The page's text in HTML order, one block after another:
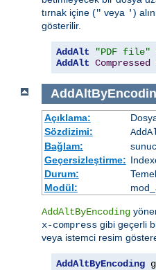
tırnak içine (" veya ')
gösterilir.
AddAlt "PDF file"
AddAlt Compressed
Açıklama:
Sözdizimi:
Bağlam:
Geçersizleştirme:
Durum:
Temel
Modül:
AddAltByEncoding
x-compress gibi geçerli
veya istemci resim
AddAltByEncoding